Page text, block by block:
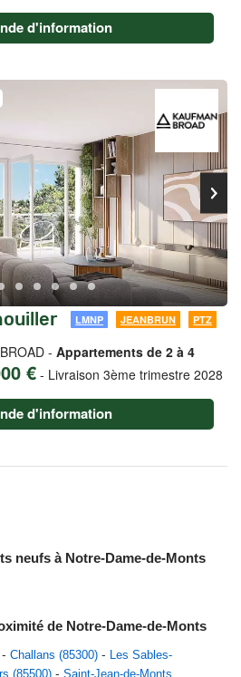
d'information
LMNP JEANBRUN PTZ
- Appartements de 2 à 4
€ - Livraison 3ème trimestre 2028
d'information
neufs à Notre-Dame-de-Monts
de Notre-Dame-de-Monts
Challans (85300)
Les Sables-
(85500) Saint-Jean-de-Monts